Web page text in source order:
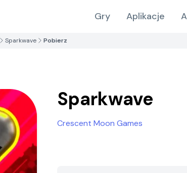
Gry Aplikacje
Sparkwave Pobierz
Sparkwave
Crescent Moon Games